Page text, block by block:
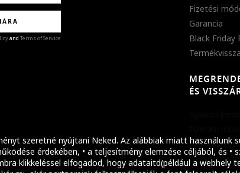
szeretné nyújtani Neked. Az alábbiak miatt használunk
érdekében, • a teljesítmény elemzése céljából, és •
klikkeléssel elfogadod, hogy adataitd(például a webhely
and Terms of Service
Fizetési
Garancia
Black Friday
ÉS
Szállítási
Garanciális